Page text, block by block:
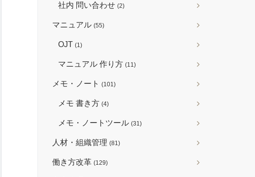
社内 問い合わせ (2)
マニュアル (55)
OJT (1)
マニュアル 作り方 (11)
メモ・ノート (101)
メモ 書き方 (4)
メモ・ノートツール (31)
人材・組織管理 (81)
働き方改革 (129)